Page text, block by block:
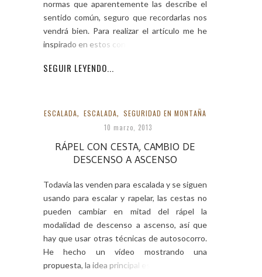
normas que aparentemente las describe el
sentido común, seguro que recordarlas nos
vendrá bien. Para realizar el artículo me he
inspirado en estos conceptos.
SEGUIR LEYENDO...
ESCALADA, ESCALADA, SEGURIDAD EN MONTAÑA
10 marzo, 2013
RÁPEL CON CESTA, CAMBIO DE
DESCENSO A ASCENSO
Todavía las venden para escalada y se siguen
usando para escalar y rapelar, las cestas no
pueden cambiar en mitad del rápel la
modalidad de descenso a ascenso, así que
hay que usar otras técnicas de autosocorro.
He hecho un vídeo mostrando una
propuesta, la idea principal es usar el